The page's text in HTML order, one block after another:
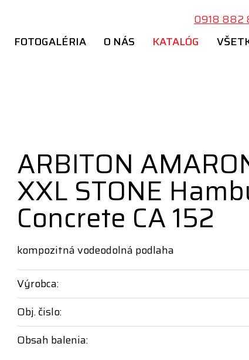
FOTOGALÉRIA O NÁS KATALÓG
0918 882
ARBITON
XXL STONE
Concrete CA 152
kompozitná vodeodolná podlaha
Výrobca:
Obj. čislo:
Obsah balenia: